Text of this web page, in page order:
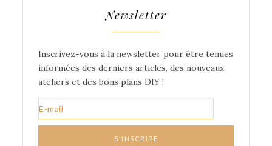
Newsletter